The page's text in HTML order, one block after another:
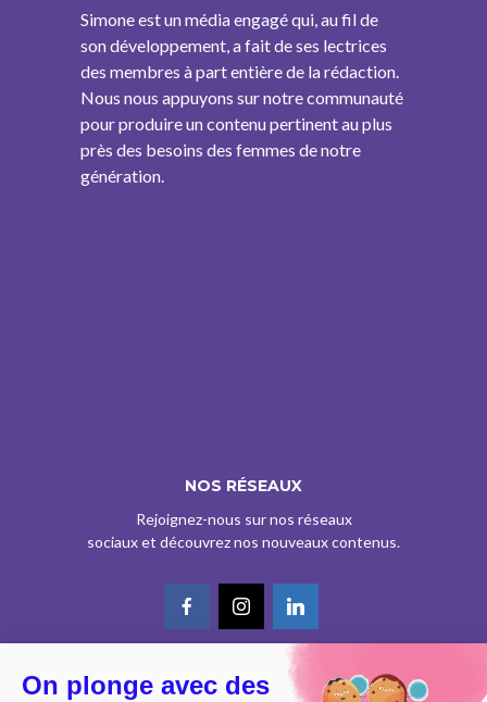
Simone est un média engagé qui, au fil de
son développement, a fait de ses lectrices
des membres à part entière de la rédaction.
Nous nous appuyons sur notre communauté
pour produire un contenu pertinent au plus
près des besoins des femmes de notre
génération.
NOS RÉSEAUX
Rejoignez-nous sur nos réseaux
sociaux et découvrez nos nouveaux contenus.
On plonge avec des